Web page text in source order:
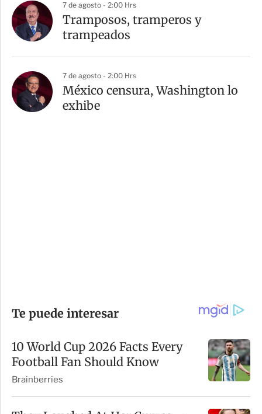
7 de agosto - 2:00 Hrs
Tramposos, tramperos y
trampeados
7 de agosto - 2:00 Hrs
México censura, Washington lo
exhibe